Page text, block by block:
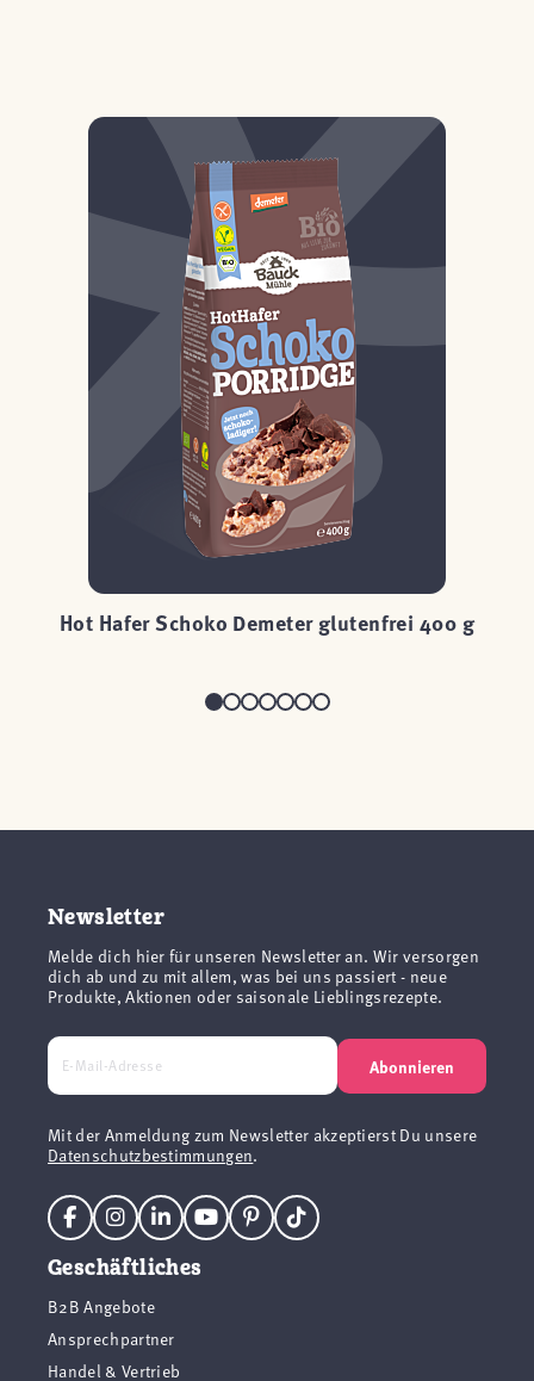
Hot Hafer Schoko Demeter glutenfrei 400 g
Newsletter
Melde dich hier für unseren Newsletter an. Wir versorgen
dich ab und zu mit allem, was bei uns passiert - neue
Produkte, Aktionen oder saisonale Lieblingsrezepte.
Abonnieren
Mit der Anmeldung zum Newsletter akzeptierst Du unsere
Datenschutzbestimmungen.
Geschäftliches
B2B Angebote
Ansprechpartner
Handel & Vertrieb